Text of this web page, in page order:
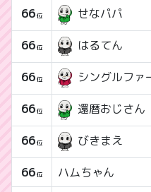
66位 せなパパ
66位 はるてん
66位 シングルファ
66位 還暦おじさん
66位 びきまえ
66位 ハムちゃん